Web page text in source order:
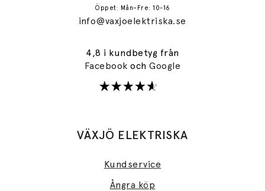
Öppet: Mån–Fre: 10-16
info@vaxjoelektriska.se
4,8 i kundbetyg från
FacebookochGoogle
VÄXJÖ ELEKTRISKA
Kundservice
Ångra köp